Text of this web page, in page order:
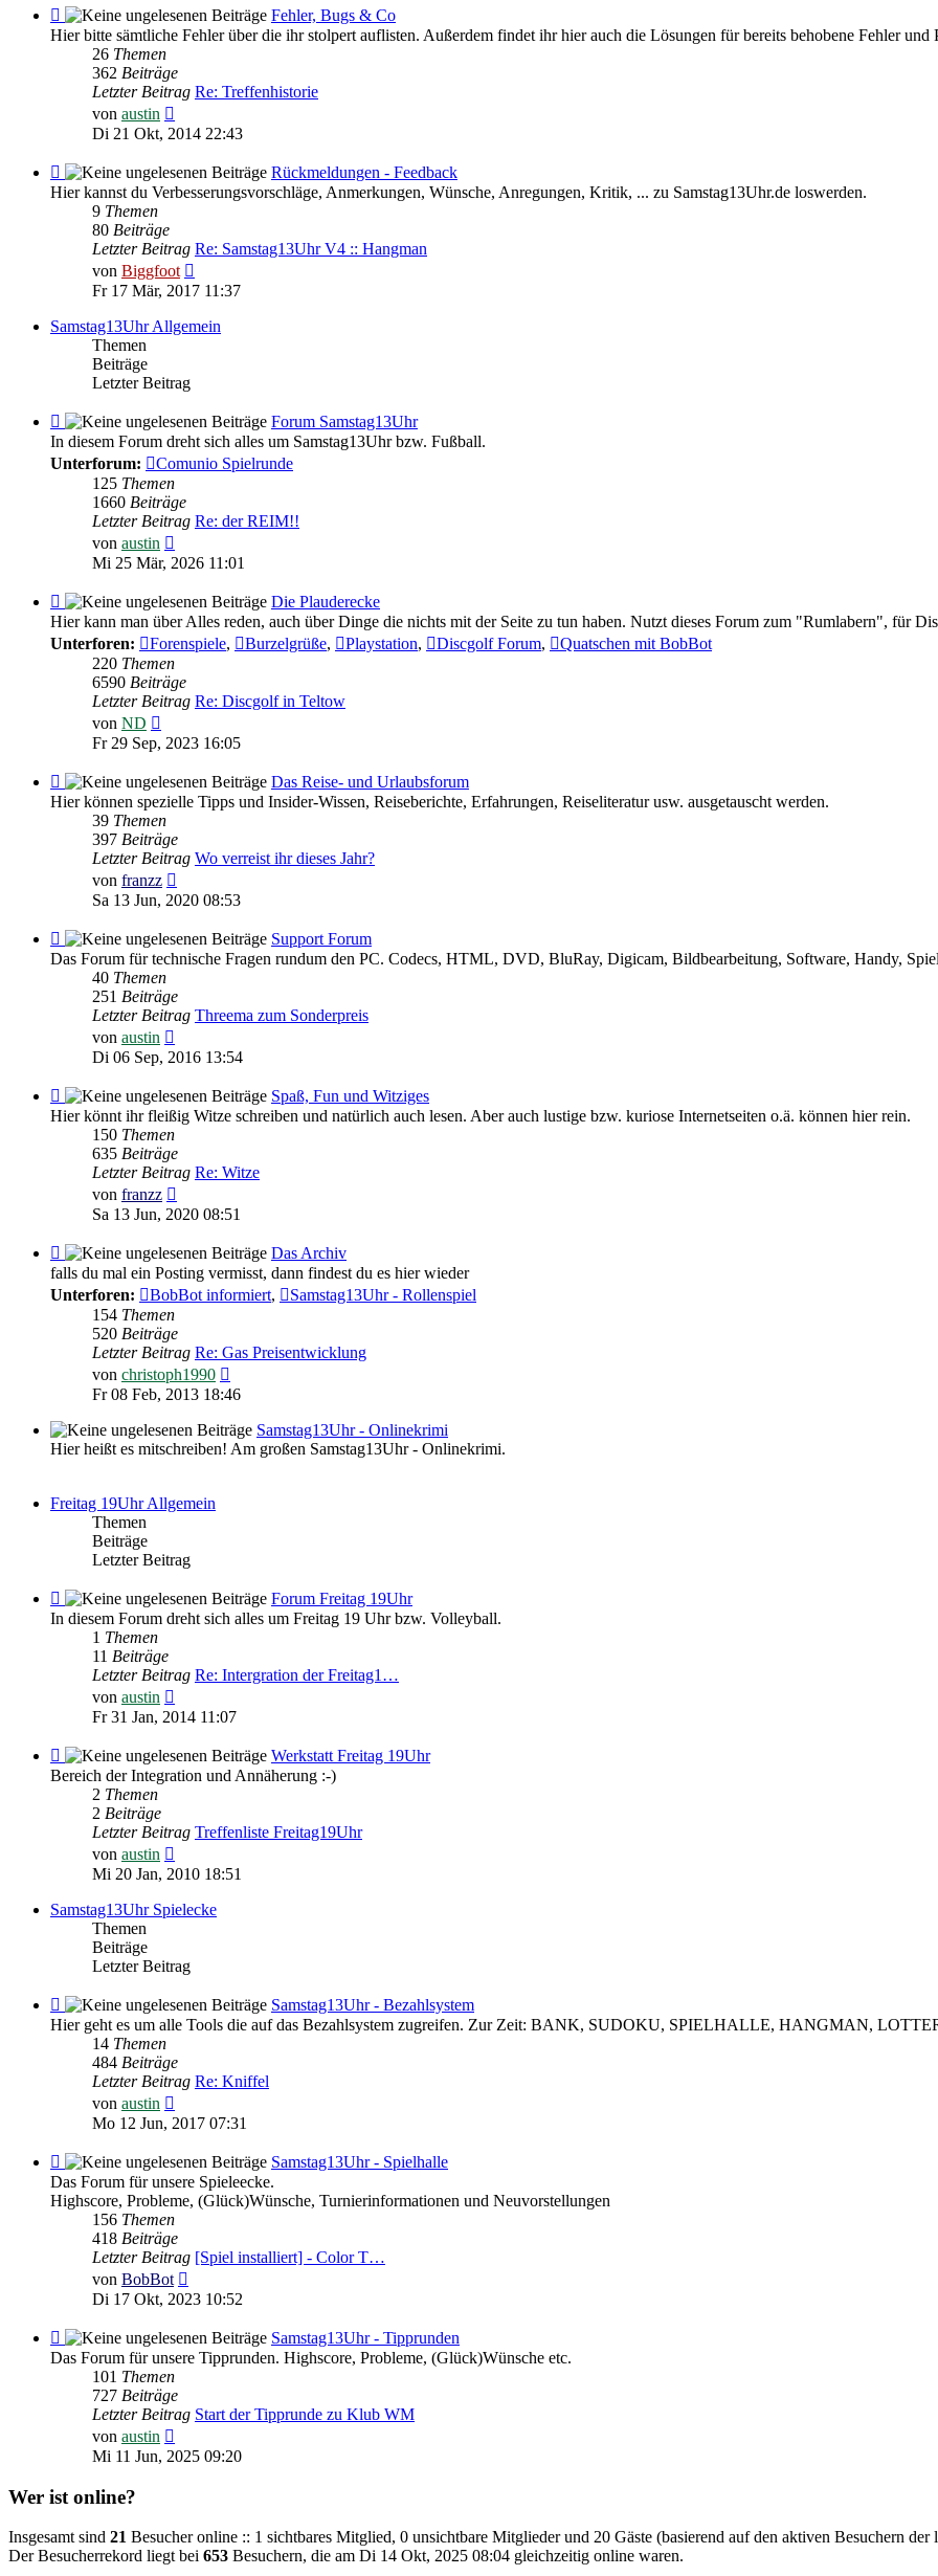
Feed
-
Fehler,
Bugs
Fehler, Bugs & Co
Hier bitte sämtliche Fehler über die ihr stolpert auflisten. Außerdem findet ihr hier auch die Lösungen für bereits behobene Fehler und
26 Themen
362 Beiträge
Letzter Beitrag Re: Treffenhistorie
von austin
Beitrag
Di 21 Okt, 2014 22:43
Feed
-
Rückmeldungen
Feedback
Rückmeldungen - Feedback
Hier kannst du Verbesserungsvorschläge, Anmerkungen, Wünsche, Anregungen, Kritik, ... zu Samstag13Uhr.de loswerden.
9 Themen
80 Beiträge
Letzter Beitrag Re: Samstag13Uhr V4 :: Hangman
von Biggfoot
Beitrag
Fr 17 Mär, 2017 11:37
Samstag13Uhr Allgemein
Themen
Beiträge
Letzter Beitrag
Feed
-
Forum
Samstag13Uhr
Forum Samstag13Uhr
In diesem Forum dreht sich alles um Samstag13Uhr bzw. Fußball.
Unterforum:
Comunio Spielrunde
125 Themen
1660 Beiträge
Letzter Beitrag Re: der REIM!!
von austin
Beitrag
Mi 25 Mär, 2026 11:01
Feed
-
Die
Plauderecke
Die Plauderecke
Hier kann man über Alles reden, auch über Dinge die nichts mit der Seite zu tun haben. Nutzt dieses Forum zum "Rumlabern", für
Unterforen:
Forenspiele, Burzelgrüße, Playstation, Discgolf Forum,
Quatschen mit BobBot
220 Themen
6590 Beiträge
Letzter Beitrag Re: Discgolf in Teltow
von ND
Beitrag
Fr 29 Sep, 2023 16:05
Feed
-
Reise-
Urlaubsforum
Das Reise- und Urlaubsforum
Hier können spezielle Tipps und Insider-Wissen, Reiseberichte, Erfahrungen, Reiseliteratur usw. ausgetauscht werden.
39 Themen
397 Beiträge
Letzter Beitrag Wo verreist ihr dieses Jahr?
von franzz
Beitrag
Sa 13 Jun, 2020 08:53
Feed
-
Support
Forum
Support Forum
Das Forum für technische Fragen rundum den PC. Codecs, HTML, DVD, BluRay, Digicam, Bildbearbeitung, Software, Handy,
40 Themen
251 Beiträge
Letzter Beitrag Threema zum Sonderpreis
von austin
Beitrag
Di 06 Sep, 2016 13:54
Feed
-
Spaß,
Spaß, Fun und Witziges
Hier könnt ihr fleißig Witze schreiben und natürlich auch lesen. Aber auch lustige bzw. kuriose Internetseiten o.ä. können hier rein.
150 Themen
635 Beiträge
Letzter Beitrag Re: Witze
von franzz
Beitrag
Sa 13 Jun, 2020 08:51
Feed
-
Das
Archiv
Das Archiv
falls du mal ein Posting vermisst, dann findest du es hier wieder
Unterforen:
BobBot informiert,
Samstag13Uhr - Rollenspiel
154 Themen
520 Beiträge
Letzter Beitrag Re: Gas Preisentwicklung
von christoph1990
Beitrag
Fr 08 Feb, 2013 18:46
Samstag13Uhr - Onlinekrimi
Hier heißt es mitschreiben! Am großen Samstag13Uhr - Onlinekrimi.
Freitag 19Uhr Allgemein
Themen
Beiträge
Letzter Beitrag
Feed
-
Forum
Freitag
19Uhr
Forum Freitag 19Uhr
In diesem Forum dreht sich alles um Freitag 19 Uhr bzw. Volleyball.
1 Themen
11 Beiträge
Letzter Beitrag Re: Intergration der Freitag1…
von austin
Beitrag
Fr 31 Jan, 2014 11:07
Feed
-
Werkstatt
Freitag
19Uhr
Werkstatt Freitag 19Uhr
Bereich der Integration und Annäherung :-)
2 Themen
2 Beiträge
Letzter Beitrag Treffenliste Freitag19Uhr
von austin
Beitrag
Mi 20 Jan, 2010 18:51
Samstag13Uhr Spielecke
Themen
Beiträge
Letzter Beitrag
Feed
-
Samstag13Uhr
Bezahlsystem
Samstag13Uhr - Bezahlsystem
Hier geht es um alle Tools die auf das Bezahlsystem zugreifen. Zur Zeit: BANK, SUDOKU, SPIELHALLE, HANGMAN,
14 Themen
484 Beiträge
Letzter Beitrag Re: Kniffel
von austin
Beitrag
Mo 12 Jun, 2017 07:31
Feed
-
Samstag13Uhr
Spielhalle
Samstag13Uhr - Spielhalle
Das Forum für unsere Spieleecke.
Highscore, Probleme, (Glück)Wünsche, Turnierinformationen und Neuvorstellungen
156 Themen
418 Beiträge
Letzter Beitrag [Spiel installiert] - Color T…
von BobBot
Beitrag
Di 17 Okt, 2023 10:52
Feed
-
Samstag13Uhr
Tipprunden
Samstag13Uhr - Tipprunden
Das Forum für unsere Tipprunden. Highscore, Probleme, (Glück)Wünsche etc.
101 Themen
727 Beiträge
Letzter Beitrag Start der Tipprunde zu Klub WM
von austin
Beitrag
Mi 11 Jun, 2025 09:20
Wer ist online?
Insgesamt sind 21 Besucher online :: 1 sichtbares Mitglied, 0 unsichtbare Mitglieder und 20 Gäste (basierend auf den aktiven Besuchern der
Der Besucherrekord liegt bei 653 Besuchern, die am Di 14 Okt, 2025 08:04 gleichzeitig online waren.